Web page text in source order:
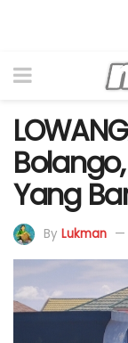
Yang
By Lukman